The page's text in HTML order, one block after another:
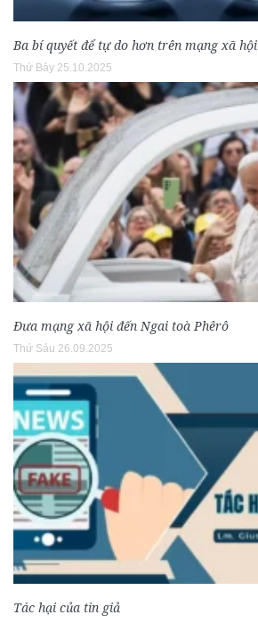
Ba bí quyết để tự do hơn trên mạng xã hội
Thứ Bảy 25.10.2025
Đưa mạng xã hội đến Ngai toà Phêrô
Thứ Sáu 26.09.2025
Tác hại của tin giả